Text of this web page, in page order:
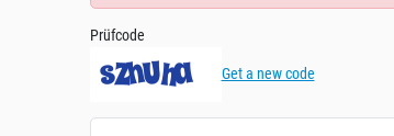
Prüfcode
Get a new code